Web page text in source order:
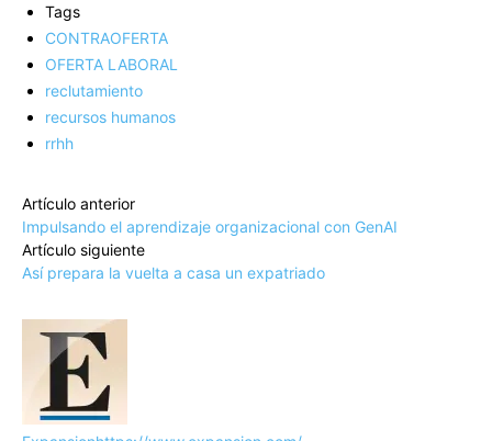
Tags
CONTRAOFERTA
OFERTA LABORAL
reclutamiento
recursos humanos
rrhh
Artículo anterior
Impulsando el aprendizaje organizacional con GenAI
Artículo siguiente
Así prepara la vuelta a casa un expatriado